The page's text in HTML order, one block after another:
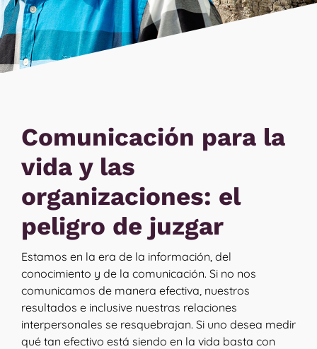
Comunicación para la
vida y las
organizaciones: el
peligro de juzgar
Estamos en la era de la información, del
conocimiento y de la comunicación. Si no nos
comunicamos de manera efectiva, nuestros
resultados e inclusive nuestras relaciones
interpersonales se resquebrajan. Si uno desea medir
qué tan efectivo está siendo en la vida basta con